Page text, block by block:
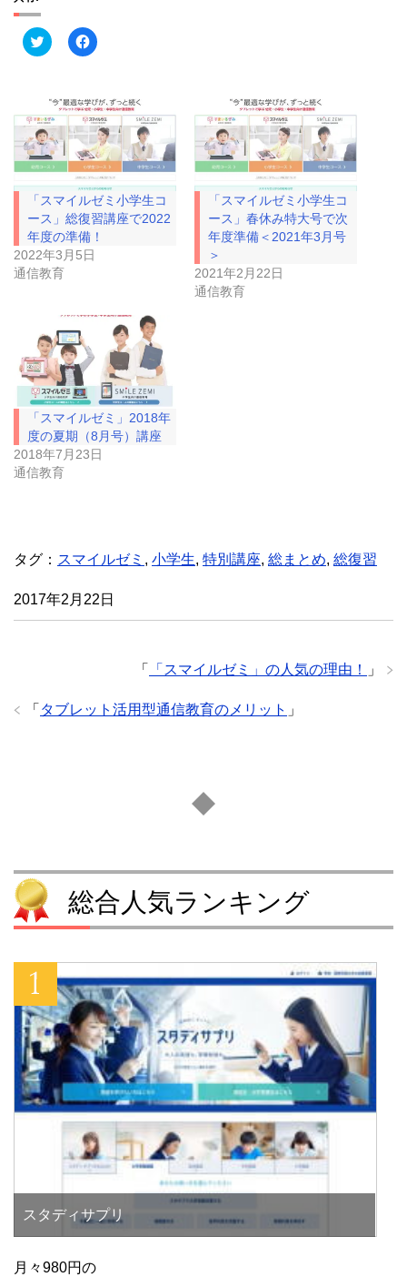
ク
リ
て
w
i
t
t
e
で
共
有
(
新
し
い
ウ
で
開
き
ま
す
)
F
a
o
o
k
で
共
有
す
る
に
は
ク
リ
ッ
ク
し
さ
新
し
ウ
ィ
ン
ド
ウ
で
開
き
「スマイルゼミ小学生コ
ース」総復習講座で2022
年度の準備！
2022年3月5日
通信教育
「スマイルゼミ小学生コ
ース」春休み特大号で次
年度準備＜2021年3月号
＞
2021年2月22日
通信教育
「スマイルゼミ」2018年
度の夏期（8月号）講座
2018年7月23日
通信教育
タグ： スマイルゼミ , 小学生, 特別講座, 総まとめ, 総復習
2017年2月22日
「 「スマイルゼミ」の人気の理由！ 」
「 タブレット活用型通信教育のメリット 」
総合人気ランキング
スタディサプリ
月々980円の